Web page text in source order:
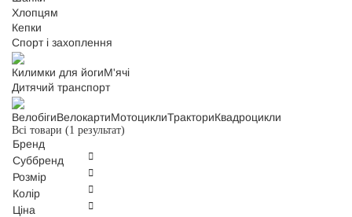
Хлопцям
Кепки
Спорт і захоплення
Килимки для йогиМ'ячі
Дитячий транспорт
ВелобігиВелокартиМотоциклиТракториКвадроцикли
Всі товари (1 результат)
Бренд
Суббренд
Розмір
Колір
Ціна